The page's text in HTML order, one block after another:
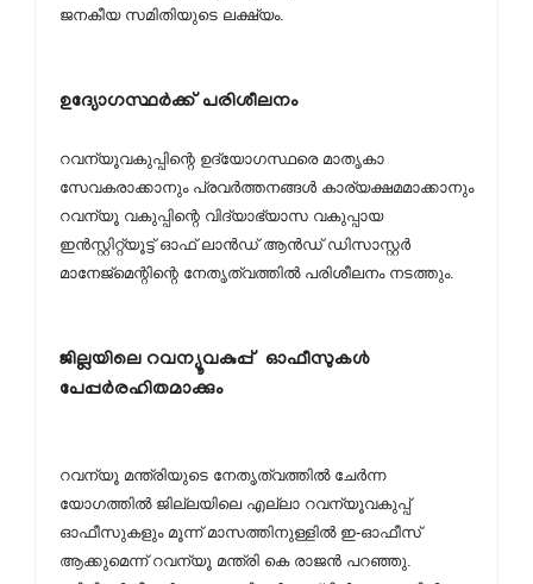
ജനകീയ സമിതിയുടെ ലക്ഷ്യം.
ഉദ്യോഗസ്ഥര്‍ക്ക് പരിശീലനം
റവന്യൂവകുപ്പിന്റെ ഉദ്യോഗസ്ഥരെ മാതൃകാ
സേവകരാക്കാനും പ്രവര്‍ത്തനങ്ങള്‍ കാര്യക്ഷമമാക്കാനും
റവന്യൂ വകുപ്പിന്റെ വിദ്യാഭ്യാസ വകുപ്പായ
ഇന്‍സ്റ്റിറ്റ്യൂട്ട് ഓഫ് ലാന്‍ഡ് ആന്‍ഡ് ഡിസാസ്റ്റര്‍
മാനേജ്മെന്റിന്റെ നേതൃത്വത്തില്‍ പരിശീലനം നടത്തും.
ജില്ലയിലെ റവന്യൂവകുപ്പ് ഓഫീസുകള്‍
പേപ്പര്‍രഹിതമാക്കും
റവന്യൂ മന്ത്രിയുടെ നേതൃത്വത്തില്‍ ചേര്‍ന്ന
യോഗത്തില്‍ ജില്ലയിലെ എല്ലാ റവന്യൂവകുപ്പ്
ഓഫീസുകളും മൂന്ന് മാസത്തിനുള്ളില്‍ ഇ-ഓഫീസ്
ആക്കുമെന്ന് റവന്യൂ മന്ത്രി കെ രാജന്‍ പറഞ്ഞു.